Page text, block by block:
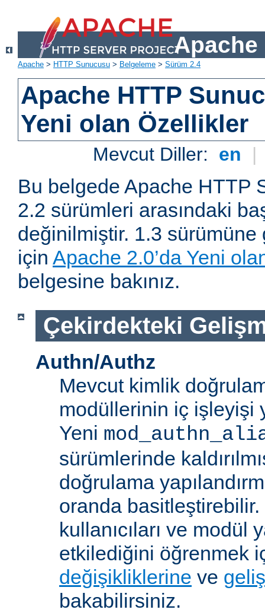
Apache
Apache > HTTP Sunucusu > Belgeleme > Sürüm 2.4
Apache HTTP
Yeni olan Özellikler
Mevcut Diller: en |
Bu belgede Apache HTTP
2.2 sürümleri arasındaki
değinilmiştir. 1.3
için Apache 2.0’da Yeni
belgesine bakınız.
Çekirdekteki
Authn/Authz
Mevcut kimlik
modüllerinin iç işleyişi
Yeni
sürümlerinde
doğrulama
oranda
kullanıcıları ve modül
etkilediğini öğrenmek
değişikliklerine ve
bakabilirsiniz.